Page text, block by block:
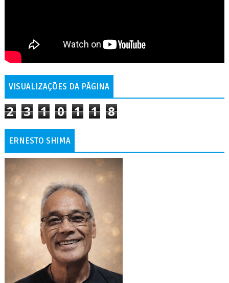
VISUALIZAÇÕES DA PÁGINA
2 3 1 0 1 1 8
ERNESTO SHIMA